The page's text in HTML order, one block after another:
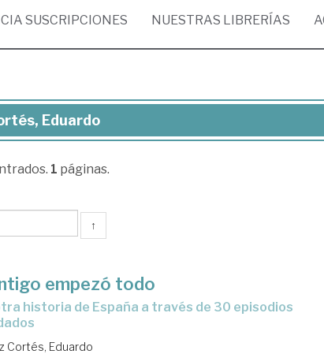
SUSCRIPCIONES NUESTRAS LIBRERÍAS
Eduardo
1 páginas.
↑
empezó todo
Cortés, Eduardo